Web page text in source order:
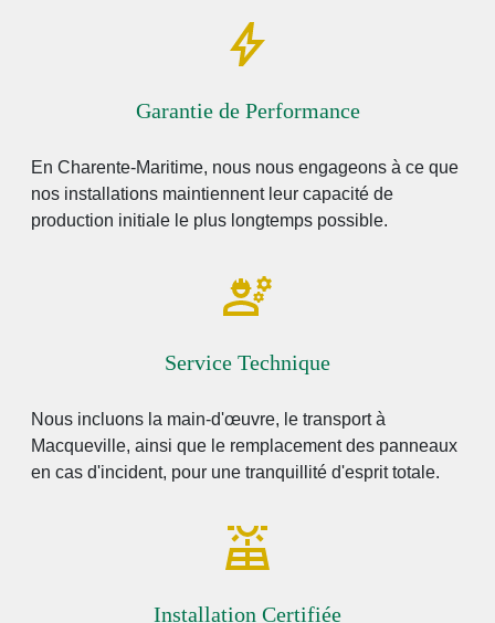
Garantie de Performance
En Charente-Maritime, nous nous engageons à ce que
nos installations maintiennent leur capacité de
production initiale le plus longtemps possible.
Service Technique
Nous incluons la main-d'œuvre, le transport à
Macqueville, ainsi que le remplacement des panneaux
en cas d'incident, pour une tranquillité d'esprit totale.
Installation Certifiée